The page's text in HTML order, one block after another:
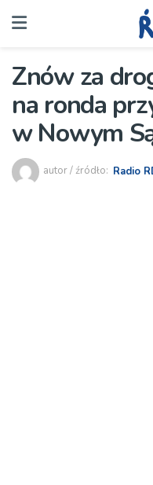
Znów za
na ronda
w Nowym
autor / źródło: Radio